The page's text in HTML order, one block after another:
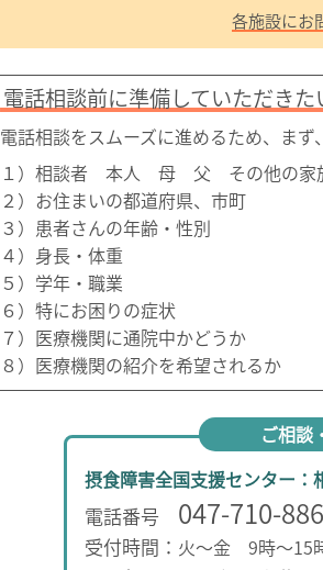
各施設にお
電話相談前に準備していただきた
電話相談をスムーズに進めるため、まず
１）相談者 本人 母 父 その他の
２）お住まいの都道府県、市町
３）患者さんの年齢・性別
４）身長・体重
５）学年・職業
６）特にお困りの症状
７）医療機関に通院中かどうか
８）医療機関の紹介を希望されるか
ご相談
摂食障害全国支援センター：
電話番号 047-710-
受付時間： 火～金 9時～15